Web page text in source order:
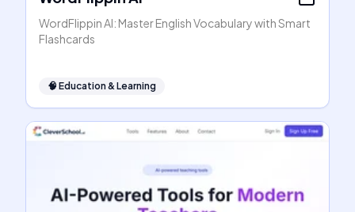
WordFlippin AI: Master English Vocabulary with Smart
Flashcards
🧠 Education & Learning